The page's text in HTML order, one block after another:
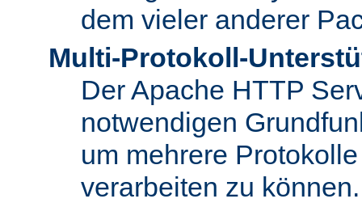
dem vieler anderer
Multi-Protokoll-
Der Apache HTTP
notwendigen
um mehrere
verarbeiten zu